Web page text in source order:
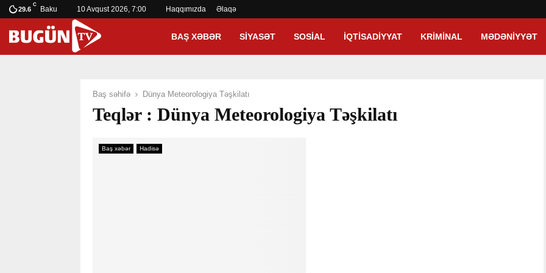
29.6
C
Baku 10 Avqust 2026, 7:00 Haqqımızda Əlaqə
BAŞ XƏBƏR SIYASƏT SOSIAL İQTISADIYYAT KRIMINAL MƏDƏNIYYƏT
Baş səhifə Dünya Meteorologiya Təşkilatı
Teqlər : Dünya Meteorologiya Təşkilatı
Baş xəbər Hadisə